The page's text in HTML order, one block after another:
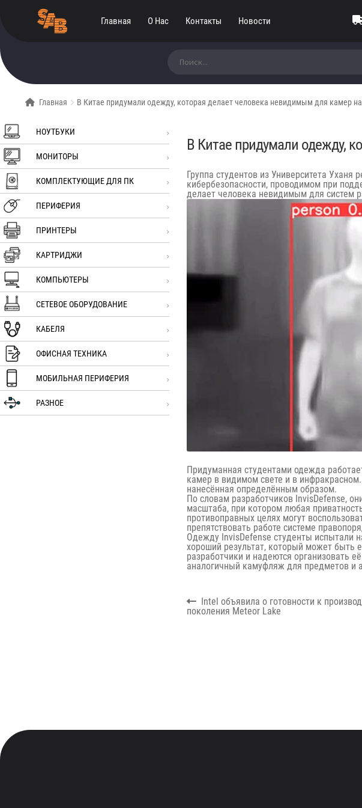
Главная О Нас Контакты Новости
Главная В Китае придумали одежду, которая делает человека невидимым для камер
НОУТБУКИ
МОНИТОРЫ
КОМПЛЕКТУЮЩИЕ ДЛЯ ПК
ПЕРИФЕРИЯ
ПРИНТЕРЫ
КАРТРИДЖИ
КОМПЬЮТЕРЫ
СЕТЕВОЕ ОБОРУДОВАНИЕ
КАБЕЛЯ
ОФИСНАЯ ТЕХНИКА
МОБИЛЬНАЯ ПЕРИФЕРИЯ
РАЗНОЕ
В Китае придумали одежду,
Группа студентов из Университета Уханя
кибербезопасности, проводимом при
делает человека невидимым для систем
Придуманная студентами одежда
камер в видимом свете и в
нанесённая определённым образом.
По словам разработчиков InvisDefense,
масштаба, при котором любая
противоправных целях могут
препятствовать работе системе
Одежду InvisDefense студенты испытали
хороший результат, который может быть
разработчики и надеются организовать
аналогичный камуфляж для предметов и
Навигация
по
Previous
post:
Intel объявила о готовности к
поколения Meteor Lake